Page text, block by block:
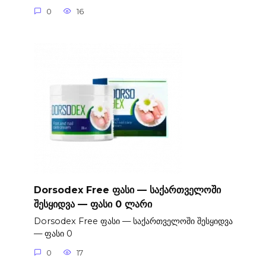
0 16
Dorsodex Free ფასი — საქართველოში
შესყიდვა — ფასი 0 ლარი
Dorsodex Free ფასი — საქართველოში შესყიდვა
— ფასი 0
0 17